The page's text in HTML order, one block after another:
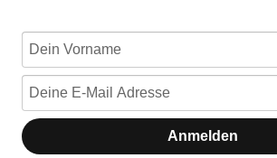
Anmelden